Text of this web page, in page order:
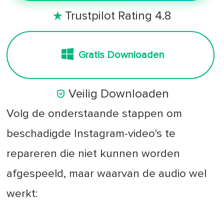
 Trustpilot Rating 4.8
Gratis Downloaden
 Veilig Downloaden
Volg de onderstaande stappen om
beschadigde Instagram-video's te
repareren die niet kunnen worden
afgespeeld, maar waarvan de audio wel
werkt: